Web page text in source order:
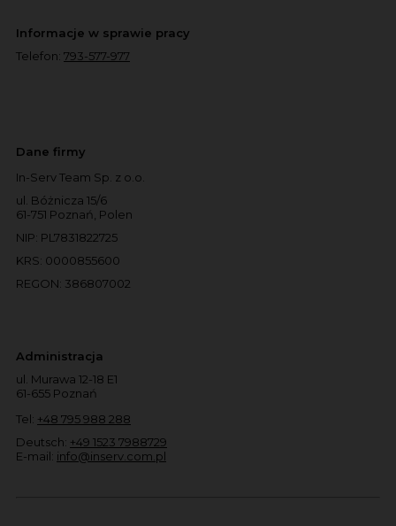
Informacje w sprawie pracy
Telefon: 793-577-977
Dane firmy
In-Serv Team Sp. z o.o.
ul. Bóżnicza 15/6
61-751 Poznań, Polen
NIP: PL7831822725
KRS: 0000855600
REGON: 386807002
Administracja
ul. Murawa 12-18 E1
61-655 Poznań
Tel: +48 795 988 288
Deutsch: +49 1523 7988729
E-mail: info@inserv.com.pl